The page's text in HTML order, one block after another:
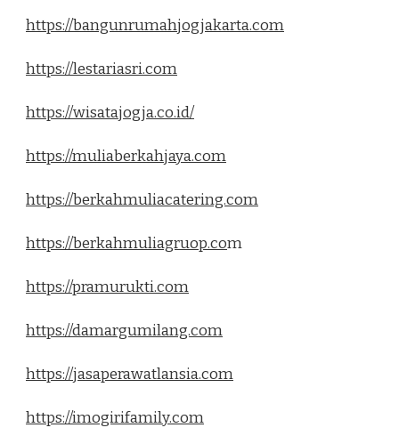
https://bangunrumahjogjakarta.com
https://lestariasri.com
https://wisatajogja.co.id/
https://muliaberkahjaya.com
https://berkahmuliacatering.com
https://berkahmuliagruop.com
https://pramurukti.com
https://damargumilang.com
https://jasaperawatlansia.com
https://imogirifamily.com